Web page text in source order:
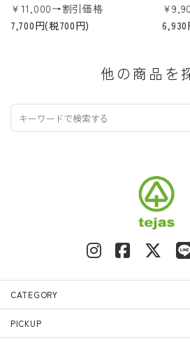
￥11,000→割引価格
7,700円(税700円)
￥
6,930
他の商品を
CATEGORY
PICKUP